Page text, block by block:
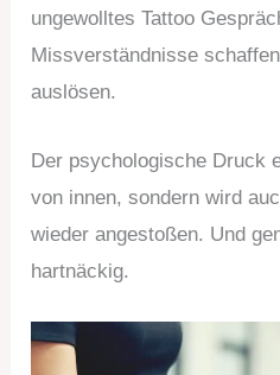
ungewolltes Tattoo
Missverständnisse
auslösen.
Der psychologische Druck
von innen, sondern wird
wieder angestoßen. Und
hartnäckig.